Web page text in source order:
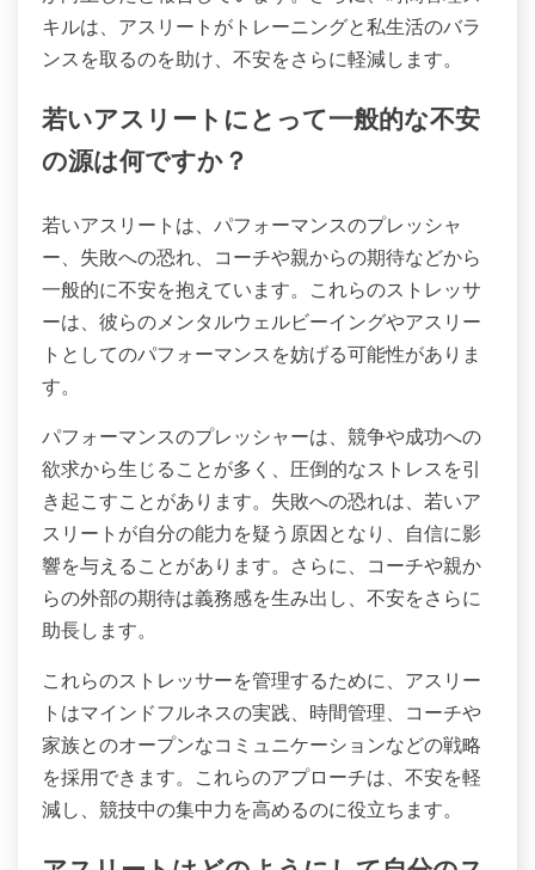
キルは、アスリートがトレーニングと私生活のバラ
ンスを取るのを助け、不安をさらに軽減します。
若いアスリートにとって一般的な不安
の源は何ですか？
若いアスリートは、パフォーマンスのプレッシャ
ー、失敗への恐れ、コーチや親からの期待などから
一般的に不安を抱えています。これらのストレッサ
ーは、彼らのメンタルウェルビーイングやアスリー
トとしてのパフォーマンスを妨げる可能性がありま
す。
パフォーマンスのプレッシャーは、競争や成功への
欲求から生じることが多く、圧倒的なストレスを引
き起こすことがあります。失敗への恐れは、若いア
スリートが自分の能力を疑う原因となり、自信に影
響を与えることがあります。さらに、コーチや親か
らの外部の期待は義務感を生み出し、不安をさらに
助長します。
これらのストレッサーを管理するために、アスリー
トはマインドフルネスの実践、時間管理、コーチや
家族とのオープンなコミュニケーションなどの戦略
を採用できます。これらのアプローチは、不安を軽
減し、競技中の集中力を高めるのに役立ちます。